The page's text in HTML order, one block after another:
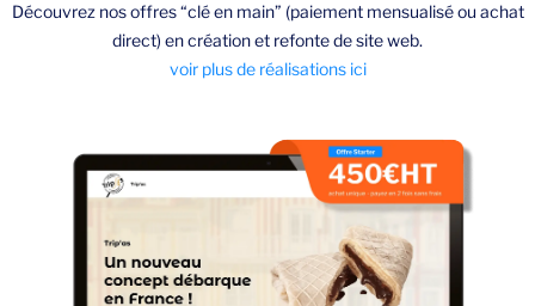
Découvrez nos offres “clé en main” (paiement mensualisé ou achat
direct) en création et refonte de site web.
voir plus de réalisations ici